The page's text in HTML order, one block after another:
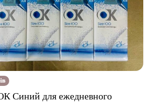
Синий для ежедневного